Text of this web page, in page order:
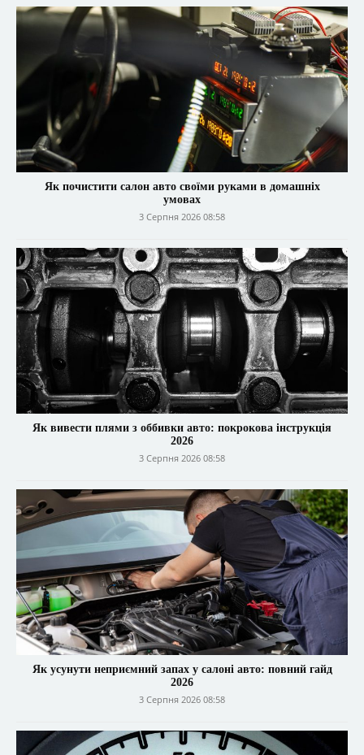
Як почистити салон авто своїми руками в домашніх
умовах
3 Серпня 2026 08:58
Як вивести плями з оббивки авто: покрокова інструкція
2026
3 Серпня 2026 08:58
Як усунути неприємний запах у салоні авто: повний гайд
2026
3 Серпня 2026 08:58